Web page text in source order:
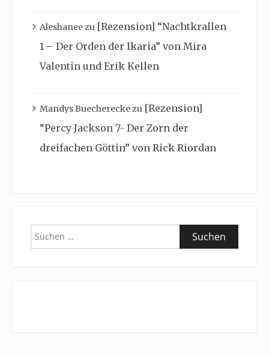
Aleshaneezu [Rezension] “Nachtkrallen
1 – Der Orden der Ikaria” von Mira
Valentin und Erik Kellen
Mandys Buechereckezu [Rezension]
“Percy Jackson 7- Der Zorn der
dreifachen Göttin” von Rick Riordan
Suchen
nach: